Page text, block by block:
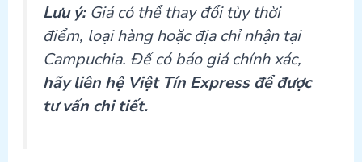
Lưu ý:Giá có thể thay đổi tùy thời
điểm, loại hàng hoặc địa chỉ nhận tại
Campuchia. Để có báo giá chính xác,
hãy liên hệ Việt Tín Express để được
tư vấn chi tiết.